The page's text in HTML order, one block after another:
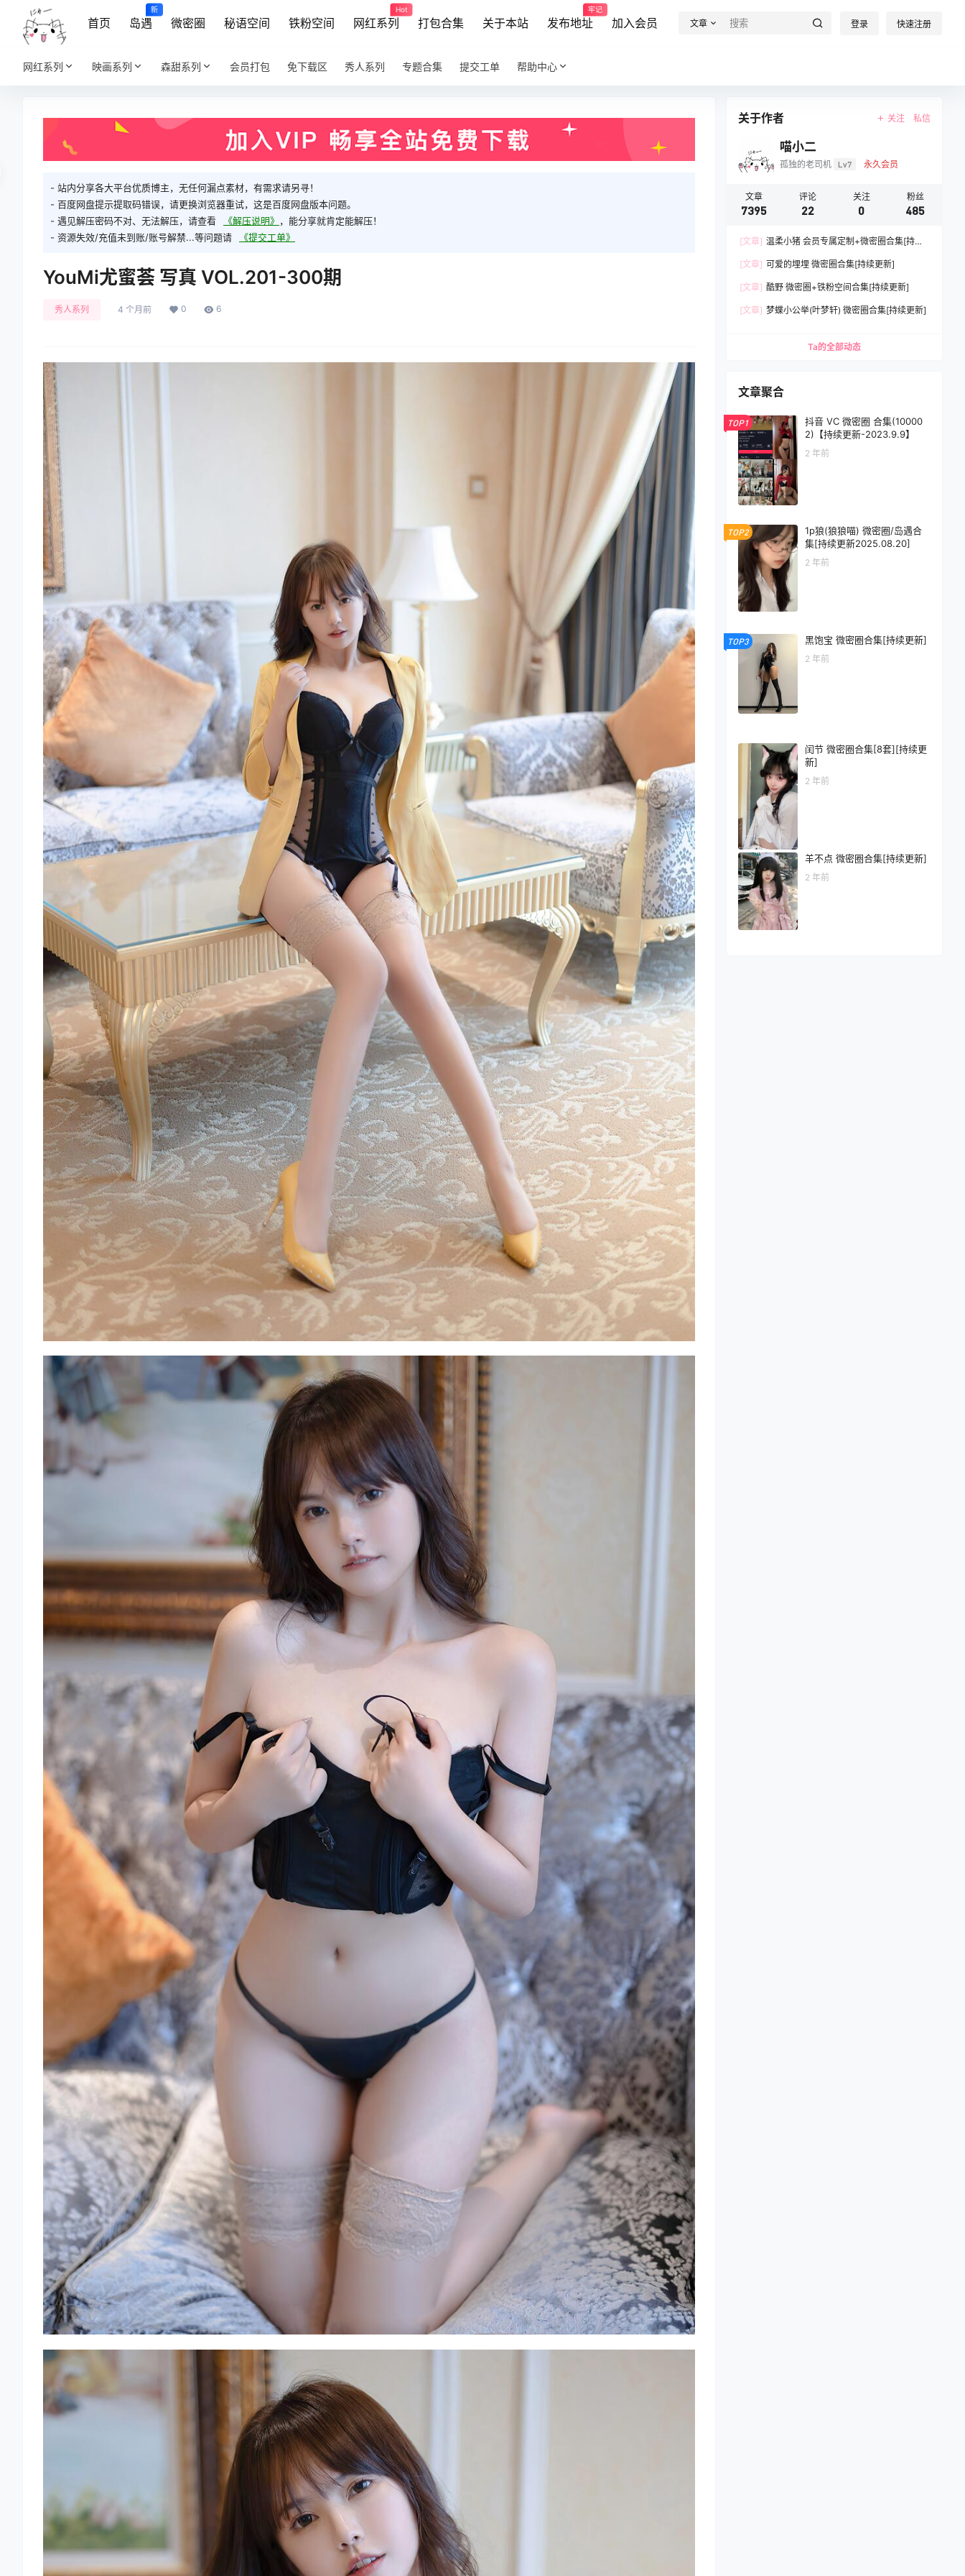
首页 岛遇
新
微密圈 秘语空间 铁粉空间 网红系列
Hot
打包合集 关于本站 发布地址
牢记
加入会员 文章 登录 快速注册
网红系列 映画系列 森甜系列 会员打包 免下载区 秀人系列 专题合集 提交工单 帮助中心
- 站内分享各大平台优质博主，无任何漏点素材，有需求请另寻！
- 百度网盘提示提取码错误，请更换浏览器重试，这是百度网盘版本问题。
- 遇见解压密码不对、无法解压，请查看
《解压说明》 ，能分享就肯定能解压！
- 资源失效/充值未到账/账号解禁...等问题请
《提交工单》
YouMi尤蜜荟 写真 VOL.201-300期
秀人系列 4 个月前 0 6
关于作者 关注 私信
喵小二
孤独的老司机 Lv7 永久会员
文章
7395
评论
22
关注
0
粉丝
485
[文章] 温柔小猪 会员专属定制+微密圈合集[持续
[文章] 可爱的埋埋 微密圈合集[持续更新]
[文章] 酷野 微密圈+铁粉空间合集[持续更新]
[文章] 梦蝶小公举(叶梦轩) 微密圈合集[持续更新]
Ta的全部动态
文章聚合
TOP1
抖音 VC 微密圈 合集(10000
2)【持续更新-2023.9.9】
2 年前
TOP2
1p狼(狼狼喵) 微密圈/岛遇合
集[持续更新2025.08.20]
2 年前
TOP3 黑饱宝 微密圈合集[持续更新]
2 年前
闰节 微密圈合集[8套][持续更
新]
2 年前
羊不点 微密圈合集[持续更新]
2 年前